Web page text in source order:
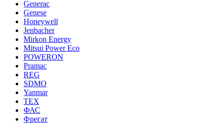
Generac
Genese
Honeywell
Jenbacher
Mirkon Energy
Mitsui Power Eco
POWERON
Pramac
REG
SDMO
Yanmar
ТЕХ
ФАС
Фрегат